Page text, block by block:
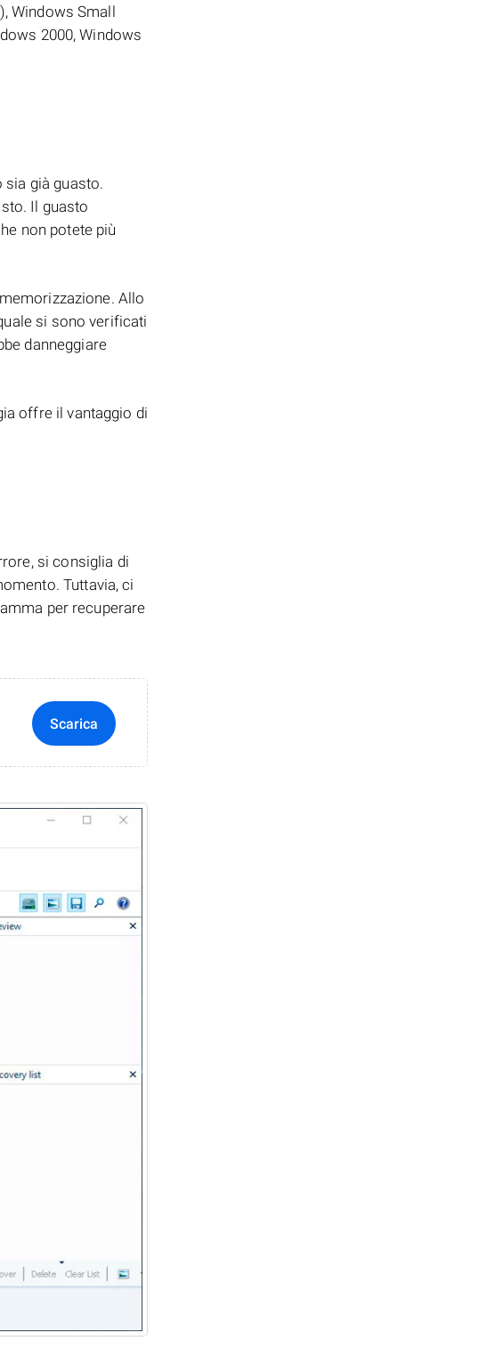
Windows Small
2000, Windows
già guasto.
Il guasto
non potete più
Allo
si sono verificati
danneggiare
offre il vantaggio di
si consiglia di
Tuttavia, ci
per recuperare
Scarica